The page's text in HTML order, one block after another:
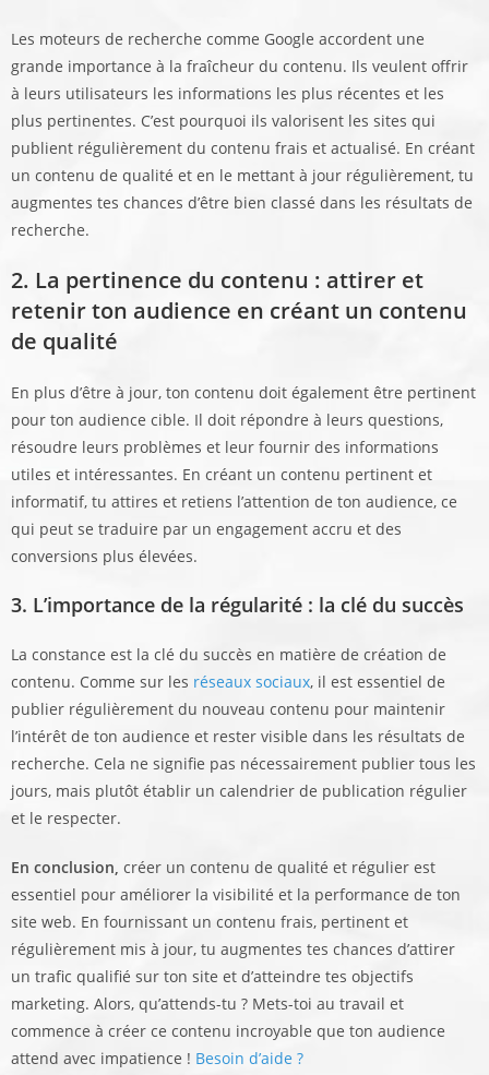
Les moteurs de recherche comme Google accordent une
grande importance à la fraîcheur du contenu. Ils veulent offrir
à leurs utilisateurs les informations les plus récentes et les
plus pertinentes. C’est pourquoi ils valorisent les sites qui
publient régulièrement du contenu frais et actualisé. En créant
un contenu de qualité et en le mettant à jour régulièrement, tu
augmentes tes chances d’être bien classé dans les résultats de
recherche.
2. La pertinence du contenu : attirer et
retenir ton audience en créant un contenu
de qualité
En plus d’être à jour, ton contenu doit également être pertinent
pour ton audience cible. Il doit répondre à leurs questions,
résoudre leurs problèmes et leur fournir des informations
utiles et intéressantes. En créant un contenu pertinent et
informatif, tu attires et retiens l’attention de ton audience, ce
qui peut se traduire par un engagement accru et des
conversions plus élevées.
3. L’importance de la régularité : la clé du succès
La constance est la clé du succès en matière de création de
contenu. Comme sur les réseaux sociaux, il est essentiel de
publier régulièrement du nouveau contenu pour maintenir
l’intérêt de ton audience et rester visible dans les résultats de
recherche. Cela ne signifie pas nécessairement publier tous les
jours, mais plutôt établir un calendrier de publication régulier
et le respecter.
En conclusion, créer un contenu de qualité et régulier est
essentiel pour améliorer la visibilité et la performance de ton
site web. En fournissant un contenu frais, pertinent et
régulièrement mis à jour, tu augmentes tes chances d’attirer
un trafic qualifié sur ton site et d’atteindre tes objectifs
marketing. Alors, qu’attends-tu ? Mets-toi au travail et
commence à créer ce contenu incroyable que ton audience
attend avec impatience ! Besoin d’aide ?